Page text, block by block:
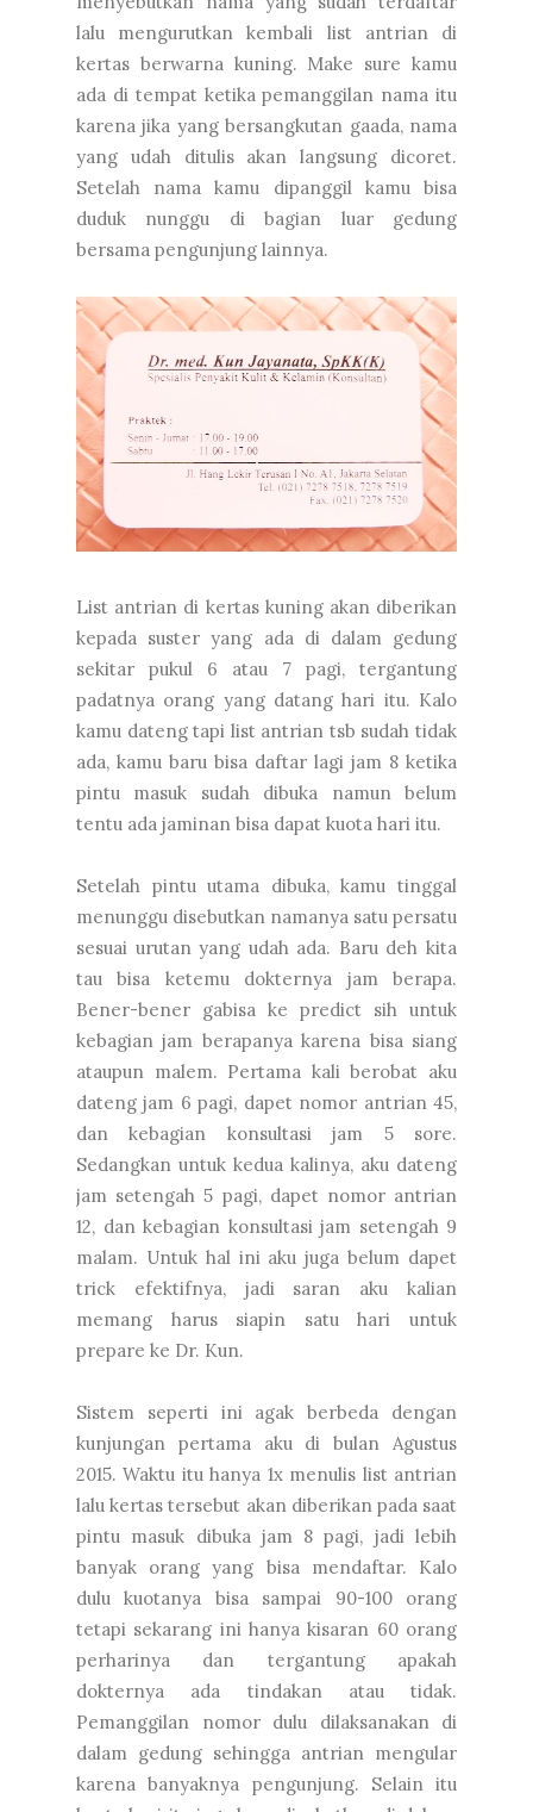
lalu mengurutkan kembali list antrian di
kertas berwarna kuning. Make sure kamu
ada di tempat ketika pemanggilan nama itu
karena jika yang bersangkutan gaada, nama
yang udah ditulis akan langsung dicoret.
Setelah nama kamu dipanggil kamu bisa
duduk nunggu di bagian luar gedung
bersama pengunjung lainnya.
List antrian di kertas kuning akan diberikan
kepada suster yang ada di dalam gedung
sekitar pukul 6 atau 7 pagi, tergantung
padatnya orang yang datang hari itu. Kalo
kamu dateng tapi list antrian tsb sudah tidak
ada, kamu baru bisa daftar lagi jam 8 ketika
pintu masuk sudah dibuka namun belum
tentu ada jaminan bisa dapat kuota hari itu.
Setelah pintu utama dibuka, kamu tinggal
menunggu disebutkan namanya satu persatu
sesuai urutan yang udah ada. Baru deh kita
tau bisa ketemu dokternya jam berapa.
Bener-bener gabisa ke predict sih untuk
kebagian jam berapanya karena bisa siang
ataupun malem. Pertama kali berobat aku
dateng jam 6 pagi, dapet nomor antrian 45,
dan kebagian konsultasi jam 5 sore.
Sedangkan untuk kedua kalinya, aku dateng
jam setengah 5 pagi, dapet nomor antrian
12, dan kebagian konsultasi jam setengah 9
malam. Untuk hal ini aku juga belum dapet
trick efektifnya, jadi saran aku kalian
memang harus siapin satu hari untuk
prepare ke Dr. Kun.
Sistem seperti ini agak berbeda dengan
kunjungan pertama aku di bulan Agustus
2015. Waktu itu hanya 1x menulis list antrian
lalu kertas tersebut akan diberikan pada saat
pintu masuk dibuka jam 8 pagi, jadi lebih
banyak orang yang bisa mendaftar. Kalo
dulu kuotanya bisa sampai 90-100 orang
tetapi sekarang ini hanya kisaran 60 orang
perharinya dan tergantung apakah
dokternya ada tindakan atau tidak.
Pemanggilan nomor dulu dilaksanakan di
dalam gedung sehingga antrian mengular
karena banyaknya pengunjung. Selain itu